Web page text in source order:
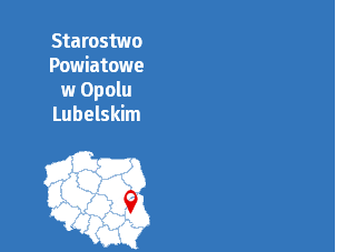
Starostwo
Powiatowe
w Opolu
Lubelskim